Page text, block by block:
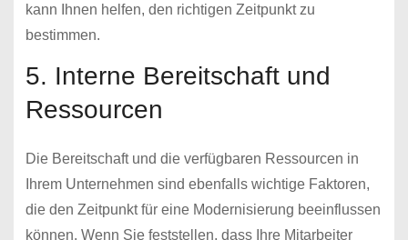
kann Ihnen helfen, den richtigen Zeitpunkt zu
bestimmen.
5. Interne Bereitschaft und
Ressourcen
Die Bereitschaft und die verfügbaren Ressourcen in
Ihrem Unternehmen sind ebenfalls wichtige Faktoren,
die den Zeitpunkt für eine Modernisierung beeinflussen
können. Wenn Sie feststellen, dass Ihre Mitarbeiter